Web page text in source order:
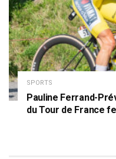
SPORTS
Pauline Ferrand-
du Tour de France